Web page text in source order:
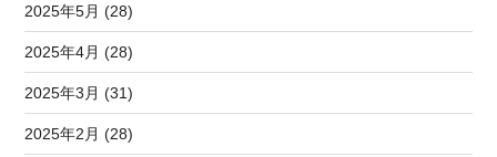
2025年5月 (28)
2025年4月 (28)
2025年3月 (31)
2025年2月 (28)